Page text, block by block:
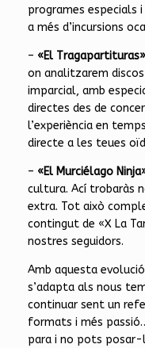
programes especials
a més d’incursions
– «El Tragapartituras»
on analitzarem
imparcial, amb
directes des de
l’experiència en
directe a les teues
– «El Murciélago
cultura. Ací trobaràs
extra. Tot això
contingut de «X La
nostres seguidors.
Amb aquesta
s’adapta als nous
continuar sent un
formats i més
para i no pots posar-